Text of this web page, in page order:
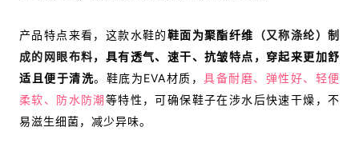
产品特点来看，这款水鞋的鞋面为聚酯纤维 （又称涤纶）制
成的网眼布料，具有透气、速干、抗皱特点，穿起来更加舒
适且便于清洗。 鞋底为EVA材质， 具备耐磨、 弹性好、轻便
柔软、 防水防潮等特性 ，可确保鞋子在涉水后快速干燥，不
易滋生细菌，减少异味。